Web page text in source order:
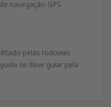
navegação GPS
pelas rodovias
se deve guiar pela